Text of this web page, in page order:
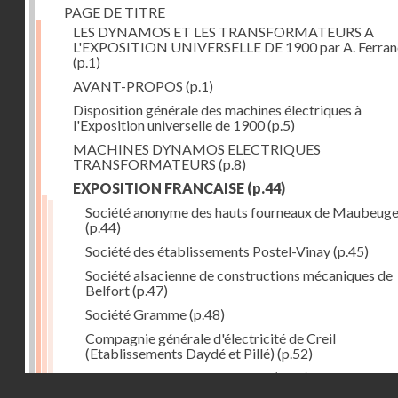
PAGE DE TITRE
LES DYNAMOS ET LES TRANSFORMATEURS A
L'EXPOSITION UNIVERSELLE DE 1900 par A.
(p.1)
AVANT-PROPOS (p.1)
Disposition générale des machines électriques à
l'Exposition universelle de 1900(p.5)
MACHINES DYNAMOS ELECTRIQUES
TRANSFORMATEURS (p.8)
EXPOSITION FRANCAISE (p.44)
Société anonyme des hauts fourneaux de Maubeuge
(p.44)
Société des établissements Postel-Vinay(p.45)
Société alsacienne de constructions mécaniques de
Belfort(p.47)
Société Gramme(p.48)
Compagnie générale d'électricité de Creil
(Etablissements Daydé et Pillé) (p.52)
Compagnie générale de Nancy(p.52)